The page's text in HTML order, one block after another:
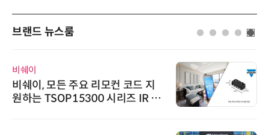
브랜드 뉴스룸
비쉐이
비쉐이, 모든 주요 리모컨 코드 지
원하는 TSOP15300 시리즈 IR 수